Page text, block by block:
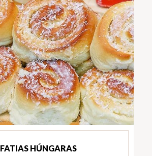
FATIAS HÚNGARAS